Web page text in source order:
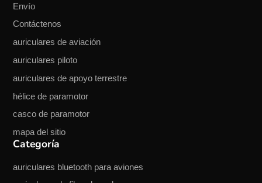
Envío
Contáctenos
auriculares de aviación
auriculares piloto
auriculares de apoyo terrestre
hélice de paramotor
casco de paramotor
mapa del sitio
Categoría
auriculares bluetooth para aviones